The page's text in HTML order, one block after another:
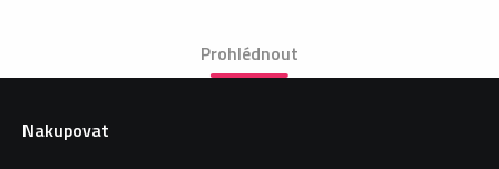
Prohlédnout
Nakupovat